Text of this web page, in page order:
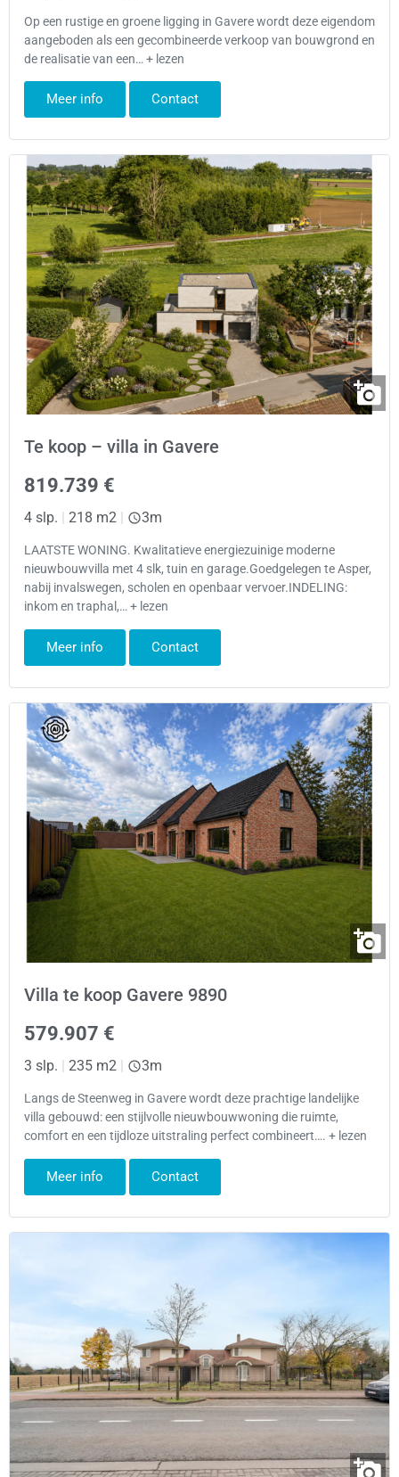
Op een rustige en groene ligging in Gavere wordt deze eigendom
aangeboden als een gecombineerde verkoop van bouwgrond en
de realisatie van een… + lezen
Meer info Contact
Te koop – villa in Gavere
819.739 €
4 slp. | 218 m2 | 3m
LAATSTE WONING. Kwalitatieve energiezuinige moderne
nieuwbouwvilla met 4 slk, tuin en garage.Goedgelegen te Asper,
nabij invalswegen, scholen en openbaar vervoer.INDELING:
inkom en traphal,… + lezen
Meer info Contact
Villa te koop Gavere 9890
579.907 €
3 slp. | 235 m2 | 3m
Langs de Steenweg in Gavere wordt deze prachtige landelijke
villa gebouwd: een stijlvolle nieuwbouwwoning die ruimte,
comfort en een tijdloze uitstraling perfect combineert…. + lezen
Meer info Contact